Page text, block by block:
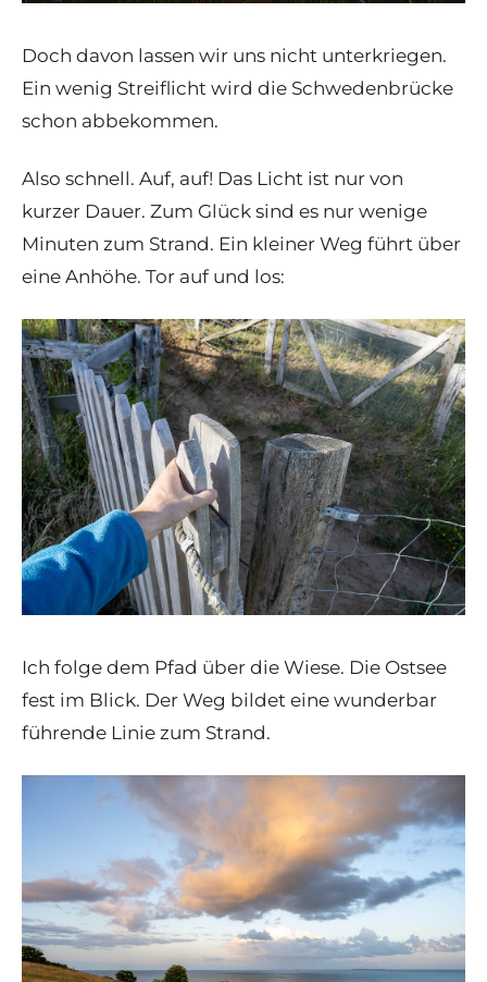
Doch davon lassen wir uns nicht unterkriegen.
Ein wenig Streiflicht wird die Schwedenbrücke
schon abbekommen.
Also schnell. Auf, auf! Das Licht ist nur von
kurzer Dauer. Zum Glück sind es nur wenige
Minuten zum Strand. Ein kleiner Weg führt über
eine Anhöhe. Tor auf und los:
Ich folge dem Pfad über die Wiese. Die Ostsee
fest im Blick. Der Weg bildet eine wunderbar
führende Linie zum Strand.